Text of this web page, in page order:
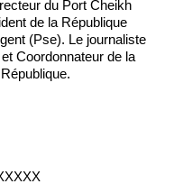
du Port Cheikh
de la République
(Pse). Le journaliste
Coordonnateur de la